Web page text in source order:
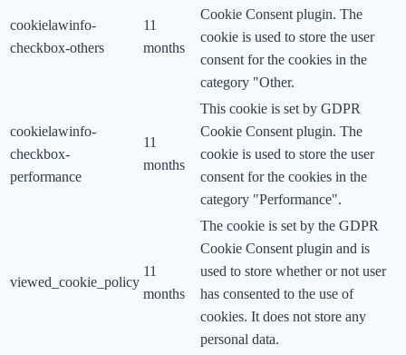
cookielawinfo-
checkbox-others
11
months
Cookie Consent plugin. The
cookie is used to store the user
consent for the cookies in the
category "Other.
cookielawinfo-
checkbox-
performance
11
months
This cookie is set by GDPR
Cookie Consent plugin. The
cookie is used to store the user
consent for the cookies in the
category "Performance".
viewed_cookie_policy
11
months
The cookie is set by the GDPR
Cookie Consent plugin and is
used to store whether or not user
has consented to the use of
cookies. It does not store any
personal data.